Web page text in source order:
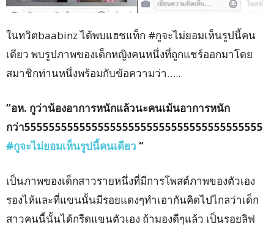
ในทวิตbaabinz ได้พบแฮชแท็ก #กูจะไม่ยอมเห็นรูปนี้คน
เดียว พบรูปภาพของเด็กหญิงคนหนึ่งที่ถูกแชร์ออกมาโดย
สมาชิกท่านหนึ่งพร้อมกับข้อความว่า…..
“อห. กูว่าน้องอาการหนักแล้วนะคนเม้นอาการหนัก
กว่า555555555555555555555555555555555555555
#กูจะไม่ยอมเห็นรูปนี้คนเดียว “
เป็นภาพของเด็กสาวรายหนึ่งที่มีการโพสต์ภาพของตัวเอง
รองไห้และที่แขนนั้นมีรอยแดงๆทำเอากันคิดไปไกลว่าเด็ก
สาวคนนี้นั้นได้กรีดแขนตัวเอง ถ้ามองดีๆแล้ว เป็นรอยลิฟ